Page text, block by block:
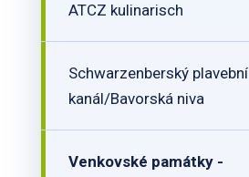
ATCZ kulinarisch
Schwarzenberský plavební
kanál/Bavorská niva
Venkovské památky -